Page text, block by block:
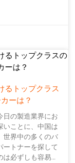
ことができるで
うな強みを持っ
Systemsな
。これらの企業
ションで常に限界
チックオーバル
頼性にも注意を払
ができるのは絶
ませんよね？顧
不十分な企業もあ
を選ぶ際には、技
体的な体験も考慮
りのものを見つけ
です。時間をか
るトップクラス
ーは？
日の製造業界にお
いことに、中国は
世界中の多くのバ
ートナーを探して
必ずしも容易で